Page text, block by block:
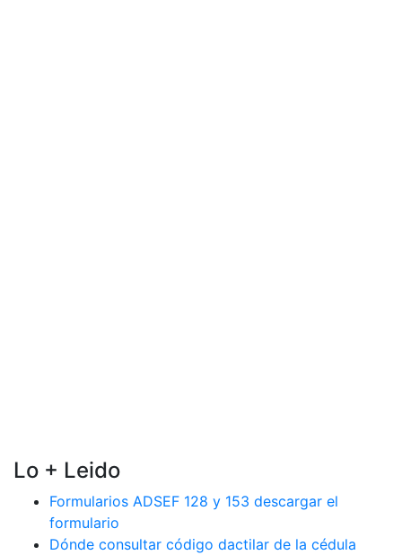
Lo + Leido
Formularios ADSEF 128 y 153 descargar el
formulario
Dónde consultar código dactilar de la cédula